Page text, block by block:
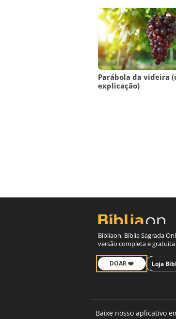
Parábola da videira
explicação)
Bíbliaon, Bíblia Sagrada
versão completa e
DOAR ❤️ Loja
Baixe nosso aplicativo